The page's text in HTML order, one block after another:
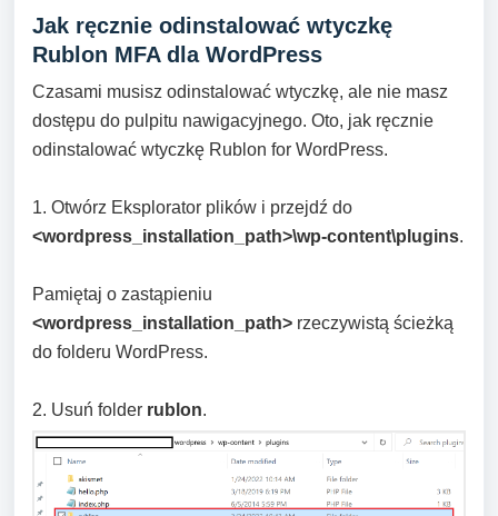
Jak ręcznie odinstalować wtyczkę
Rublon MFA dla WordPress
Czasami musisz odinstalować wtyczkę, ale nie masz
dostępu do pulpitu nawigacyjnego. Oto, jak ręcznie
odinstalować wtyczkę Rublon for WordPress.
1. Otwórz Eksplorator plików i przejdź do
<wordpress_installation_path>\wp-content\plugins.
Pamiętaj o zastąpieniu
<wordpress_installation_path> rzeczywistą ścieżką
do folderu WordPress.
2. Usuń folder rublon.